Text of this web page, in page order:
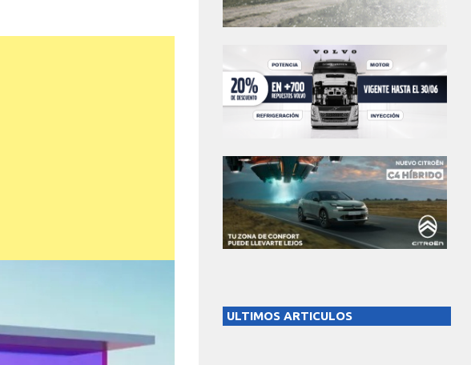
ULTIMOS ARTICULOS